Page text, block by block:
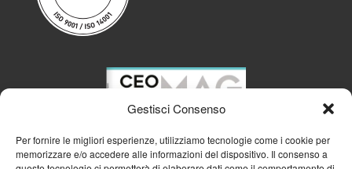
Gestisci Consenso
Per fornire le migliori esperienze, utilizziamo tecnologie come i cookie per
memorizzare e/o accedere alle informazioni del dispositivo. Il consenso a